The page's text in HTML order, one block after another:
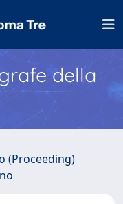
della
(Proceeding)